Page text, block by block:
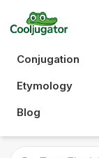
Conjugation
Etymology
Blog